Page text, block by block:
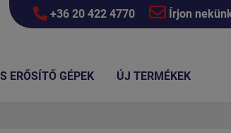
+36 20 422 4770 Írjon
ERŐSÍTŐ GÉPEK ÚJ TERMÉKEK